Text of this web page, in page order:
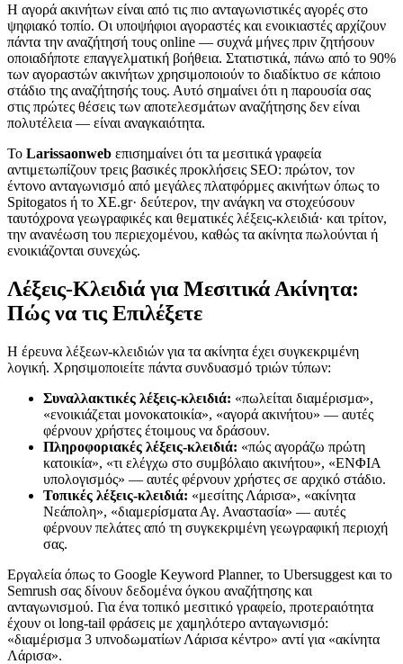
Η αγορά ακινήτων είναι από τις πιο ανταγωνιστικές αγορές στο
ψηφιακό τοπίο. Οι υποψήφιοι αγοραστές και ενοικιαστές αρχίζουν
πάντα την αναζήτησή τους online — συχνά μήνες πριν ζητήσουν
οποιαδήποτε επαγγελματική βοήθεια. Στατιστικά, πάνω από το 90%
των αγοραστών ακινήτων χρησιμοποιούν το διαδίκτυο σε κάποιο
στάδιο της αναζήτησής τους. Αυτό σημαίνει ότι η παρουσία σας
στις πρώτες θέσεις των αποτελεσμάτων αναζήτησης δεν είναι
πολυτέλεια — είναι αναγκαιότητα.
Το Larissaonweb επισημαίνει ότι τα μεσιτικά γραφεία
αντιμετωπίζουν τρεις βασικές προκλήσεις SEO: πρώτον, τον
έντονο ανταγωνισμό από μεγάλες πλατφόρμες ακινήτων όπως το
Spitogatos ή το XE.gr· δεύτερον, την ανάγκη να στοχεύσουν
ταυτόχρονα γεωγραφικές και θεματικές λέξεις-κλειδιά· και τρίτον,
την ανανέωση του περιεχομένου, καθώς τα ακίνητα πωλούνται ή
ενοικιάζονται συνεχώς.
Λέξεις-Κλειδιά για Μεσιτικά Ακίνητα:
Πώς να τις Επιλέξετε
Η έρευνα λέξεων-κλειδιών για τα ακίνητα έχει συγκεκριμένη
λογική. Χρησιμοποιείτε πάντα συνδυασμό τριών τύπων:
Συναλλακτικές λέξεις-κλειδιά: «πωλείται διαμέρισμα»,
«ενοικιάζεται μονοκατοικία», «αγορά ακινήτου» — αυτές
φέρνουν χρήστες έτοιμους να δράσουν.
Πληροφοριακές λέξεις-κλειδιά: «πώς αγοράζω πρώτη
κατοικία», «τι ελέγχω στο συμβόλαιο ακινήτου», «ΕΝΦΙΑ
υπολογισμός» — αυτές φέρνουν χρήστες σε αρχικό στάδιο.
Τοπικές λέξεις-κλειδιά: «μεσίτης Λάρισα», «ακίνητα
Νεάπολη», «διαμερίσματα Αγ. Αναστασία» — αυτές
φέρνουν πελάτες από τη συγκεκριμένη γεωγραφική περιοχή
σας.
Εργαλεία όπως το Google Keyword Planner, το Ubersuggest και το
Semrush σας δίνουν δεδομένα όγκου αναζήτησης και
ανταγωνισμού. Για ένα τοπικό μεσιτικό γραφείο, προτεραιότητα
έχουν οι long-tail φράσεις με χαμηλότερο ανταγωνισμό:
«διαμέρισμα 3 υπνοδωματίων Λάρισα κέντρο» αντί για «ακίνητα
Λάρισα».